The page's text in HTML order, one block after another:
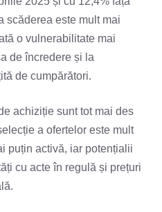
scăderea este mult mai
o vulnerabilitate mai
de încredere și la
de cumpărători.
achiziție sunt tot mai des
a ofertelor este mult
puțin activă, iar potențialii
cu acte în regulă și prețuri